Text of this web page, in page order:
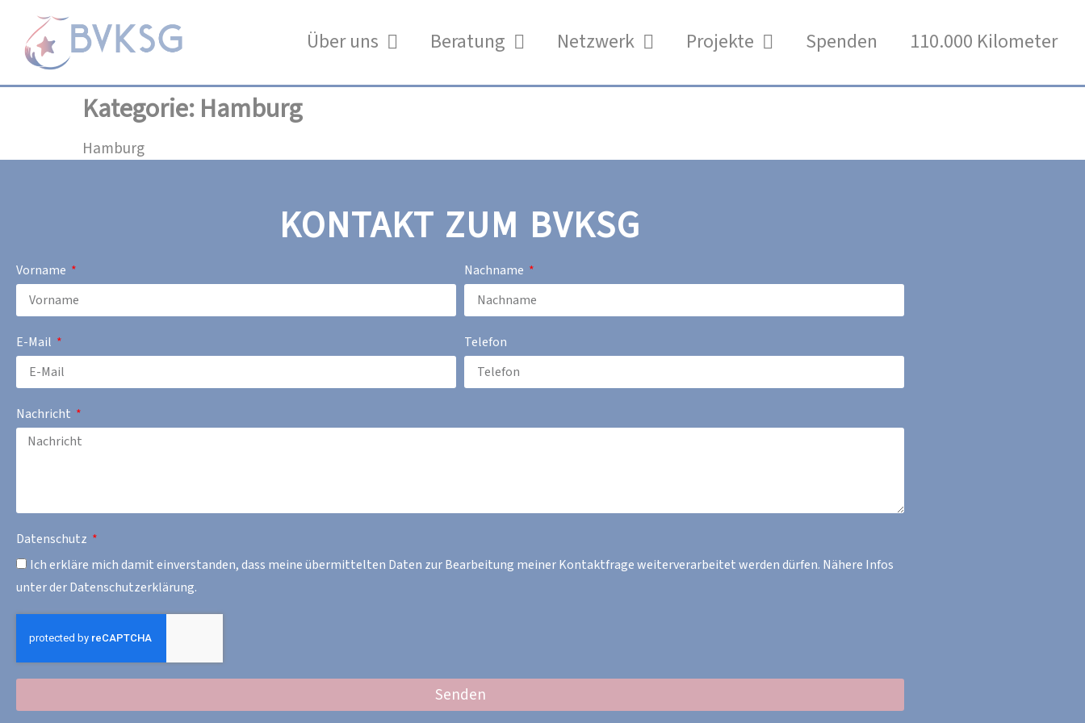
Über uns Beratung Netzwerk Projekte Spenden 110.000 Kilometer
Kategorie:Hamburg
Hamburg
KONTAKT ZUM BVKSG
Vorname Nachname
E-Mail Telefon
Nachricht
Datenschutz
Ich erkläre mich damit einverstanden, dass meine übermittelten Daten zur Bearbeitung meiner Kontaktfrage weiterverarbeitet werden dürfen. Nähere Infos
unter der Datenschutzerklärung.
Senden